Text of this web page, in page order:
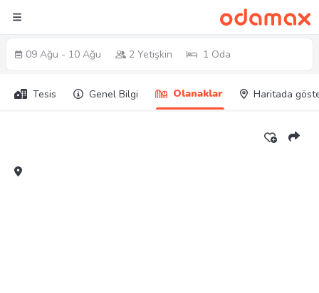
09 Ağu - 10 Ağu 2 Yetişkin 1 Oda
Tesis Genel Bilgi Olanaklar Haritada